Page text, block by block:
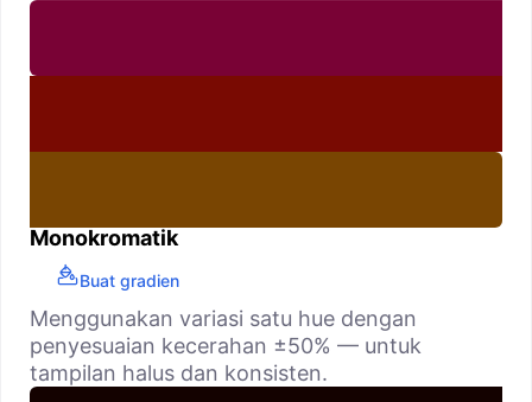
Monokromatik
Buat gradien
Menggunakan variasi satu hue dengan
penyesuaian kecerahan ±50% — untuk
tampilan halus dan konsisten.